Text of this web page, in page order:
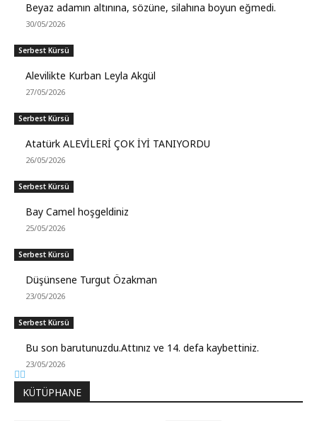
Beyaz adamın altınına, sözüne, silahına boyun eğmedi.
30/05/2026
Serbest Kürsü
Alevilikte Kurban Leyla Akgül
27/05/2026
Serbest Kürsü
Atatürk ALEVİLERİ ÇOK İYİ TANIYORDU
26/05/2026
Serbest Kürsü
Bay Camel hoşgeldiniz
25/05/2026
Serbest Kürsü
Düşünsene Turgut Özakman
23/05/2026
Serbest Kürsü
Bu son barutunuzdu.Attınız ve 14. defa kaybettiniz.
23/05/2026
KÜTÜPHANE